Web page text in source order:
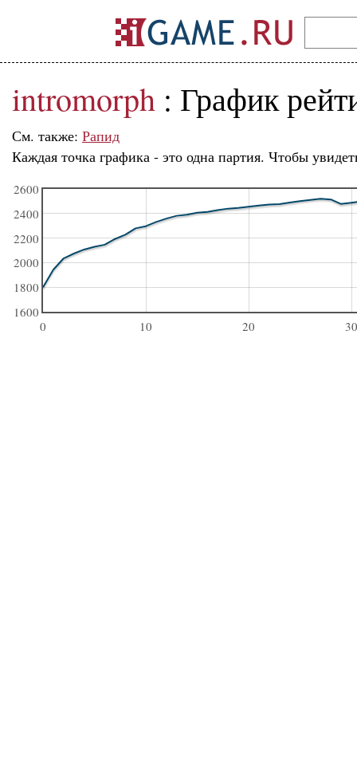
intromorph : График
См. также: Рапид
Каждая точка графика - это одна партия. Чтобы
0 10 20 30
1600
1800
2000
2200
2400
2600